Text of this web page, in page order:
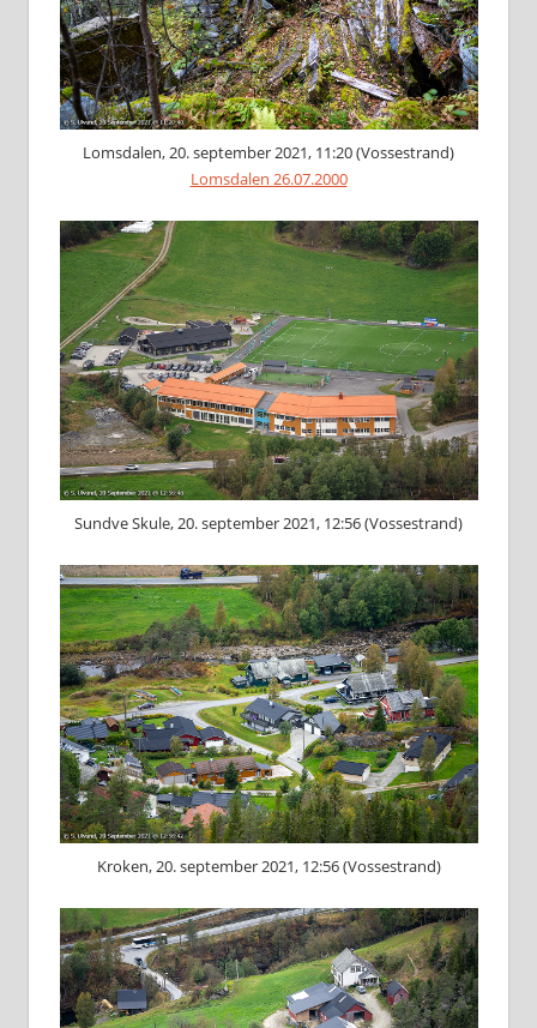
Lomsdalen, 20. september 2021, 11:20 (Vossestrand)
Lomsdalen 26.07.2000
Sundve Skule, 20. september 2021, 12:56 (Vossestrand)
Kroken, 20. september 2021, 12:56 (Vossestrand)